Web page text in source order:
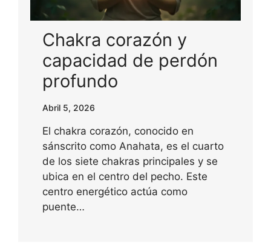
Chakra corazón y
capacidad de perdón
profundo
Abril 5, 2026
El chakra corazón, conocido en
sánscrito como Anahata, es el cuarto
de los siete chakras principales y se
ubica en el centro del pecho. Este
centro energético actúa como
puente…